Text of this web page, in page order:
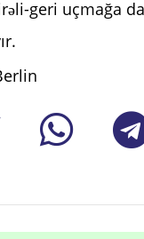
geri uçmağa